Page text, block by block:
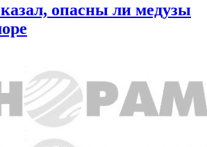
опасны ли медузы